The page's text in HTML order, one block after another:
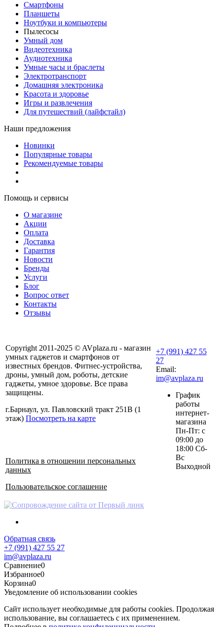
Смартфоны
Планшеты
Ноутбуки и компьютеры
Пылесосы
Умный дом
Видеотехника
Аудиотехника
Умные часы и браслеты
Электротранспорт
Домашняя электроника
Красота и здоровье
Игры и развлечения
Для путешествий (лайфстайл)
Наши предложения
Новинки
Популярные товары
Рекомендуемые товары
Помощь и сервисы
О магазине
Акции
Оплата
Доставка
Гарантия
Новости
Бренды
Услуги
Блог
Вопрос ответ
Контакты
Отзывы
Copyright 2011-2025 © AVplaza.ru - магазин
умных гаджетов и смартфонов от
известных брендов. Фитнес-устройства,
дроны, умный дом, роботы, детские
гаджеты, умное здоровье. Все права
защищены.
г.Барнаул, ул. Павловский тракт 251В (1
этаж) Посмотреть на карте
Политика в отношении персональных
данных
Пользовательское соглашение
+7 (991) 427 55
27
Email:
im@avplaza.ru
График
работы
интернет-
магазина
Пн-Пт: с
09:00 до
18:00 Сб-
Вс
Выходной
Обратная связь
+7 (991) 427 55 27
im@avplaza.ru
Сравнение0
Избранное0
Корзина0
Уведомление об использовании cookies
Сайт использует необходимые для работы cookies. Продолжая
использование, вы соглашаетесь с их применением.